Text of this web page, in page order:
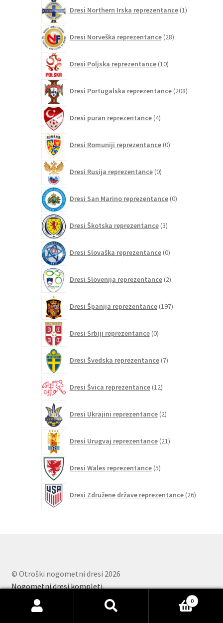
Dresi Northern Irska reprezentance 1izdelek
Dresi Norveška reprezentance 28izdelkov
Dresi Poljska reprezentance 10izdelkov
Dresi Portugalska reprezentance 208izdelkov
Dresi puran reprezentance 4izdelki
Dresi Romuniji reprezentance 0izdelkov
Dresi Rusija reprezentance 0izdelkov
Dresi San Marino reprezentance 0izdelkov
Dresi Škotska reprezentance 3izdelki
Dresi Slovaška reprezentance 0izdelkov
Dresi Slovenija reprezentance 2izdelka
Dresi Španija reprezentance 197izdelkov
Dresi Srbiji reprezentance 0izdelkov
Dresi Švedska reprezentance 7izdelkov
Dresi Švica reprezentance 12izdelkov
Dresi Ukrajini reprezentance 2izdelka
Dresi Urugvaj reprezentance 21izdelkov
Dresi Wales reprezentance 5izdelkov
Dresi Združene države reprezentance 26izdelkov
© Otroški nogometni dresi 2026
Nogometni dresi kompleti.
0